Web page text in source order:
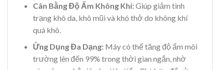
Cân Bằng Độ Ẩm Không Khí:Giúp giảm tình
trạng khô da, khô mũi và khó thở do không khí
quá khô.
Ứng Dụng Đa Dạng:Máy có thể tăng độ ẩm môi
trường lên đến 99% trong thời gian ngắn, nhờ